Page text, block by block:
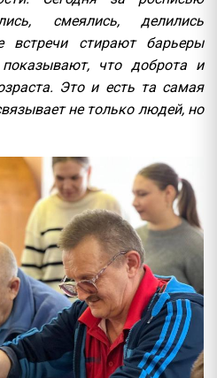
смеялись, делились
встречи стирают барьеры
что доброта и
Это и есть та самая
не только людей, но